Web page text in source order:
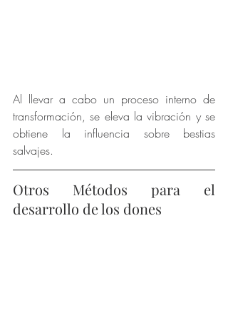
Al llevar a cabo un proceso interno de
transformación, se eleva la vibración y se
obtiene la influencia sobre bestias
salvajes.
Otros Métodos para el
desarrollo de los dones